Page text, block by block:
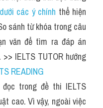
các ý chính thể hiện
sánh từ khóa trong câu
văn để tìm ra đáp án
IELTS TUTOR hướng
READING
trong đề thi IELTS
cao. Vì vậy, ngoài việc